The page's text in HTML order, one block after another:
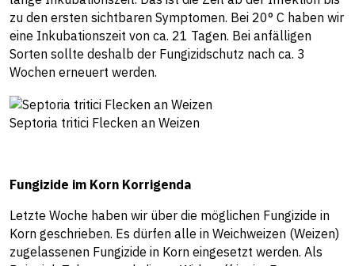
zu den ersten sichtbaren Symptomen. Bei 20° C haben wir
eine Inkubationszeit von ca. 21 Tagen. Bei anfälligen
Sorten sollte deshalb der Fungizidschutz nach ca. 3
Wochen erneuert werden.
Septoria tritici Flecken an Weizen
Fungizide im Korn Korrigenda
Letzte Woche haben wir über die möglichen Fungizide in
Korn geschrieben. Es dürfen alle in Weichweizen (Weizen)
zugelassenen Fungizide in Korn eingesetzt werden. Als